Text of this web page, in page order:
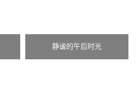
静谧的午后时光